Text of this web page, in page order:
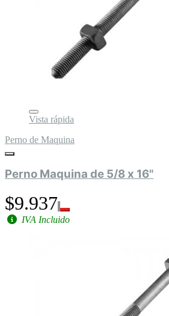
Vista rápida
Perno de Maquina
Perno Maquina de 5/8 x 16"
$9.937
IVA Incluido